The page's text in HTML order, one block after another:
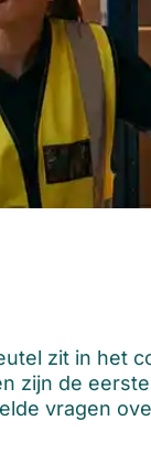
zit in het
zijn de
vragen